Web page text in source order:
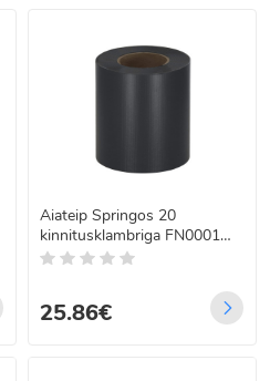
Aiateip Springos 20
kinnitusklambriga FN0001
19cmx35m 450g/m2
25.86€